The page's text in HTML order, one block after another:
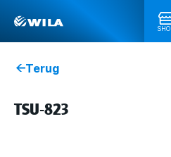
Terug
TSU-823